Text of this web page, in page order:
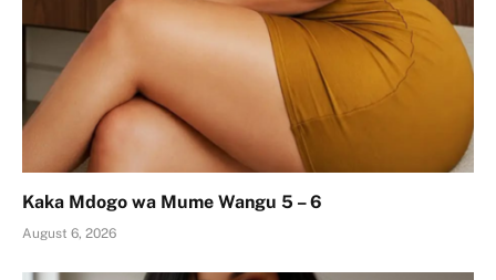
Kaka Mdogo wa Mume Wangu 5 – 6
August 6, 2026